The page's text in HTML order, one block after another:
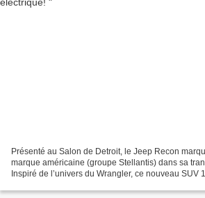
Présenté au Salon de Detroit, le Jeep Recon
marque américaine (groupe Stellantis) dans sa
Inspiré de l’univers du Wrangler, ce nouveau SUV